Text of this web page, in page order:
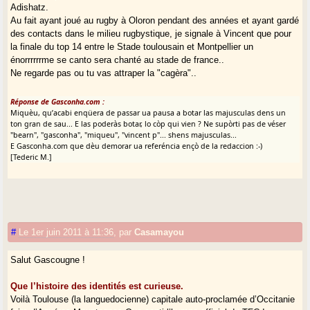
Adishatz.
Au fait ayant joué au rugby à Oloron pendant des années et ayant gardé
des contacts dans le milieu rugbystique, je signale à Vincent que pour
la finale du top 14 entre le Stade toulousain et Montpellier un
énorrrrrrme se canto sera chanté au stade de france..
Ne regarde pas ou tu vas attraper la "cagèra"..
Réponse de Gasconha.com :
Miquèu, qu’acabi enqüera de passar ua pausa a botar las majusculas dens un
ton gran de sau... E las poderàs botar, lo còp qui vien ? Ne supòrti pas de véser
"bearn", "gasconha", "miqueu", "vincent p"... shens majusculas...
E Gasconha.com que dèu demorar ua referéncia ençò de la redaccion :-)
[Tederic M.]
# Le 1er juin 2011 à 11:36 parCasamayou
Salut Gascougne !
Que l’histoire des identités est curieuse.
Voilà Toulouse (la languedocienne) capitale auto-proclamée d’Occitanie